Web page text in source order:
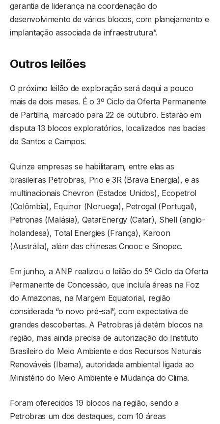
garantia de liderança na coordenação do
desenvolvimento de vários blocos, com planejamento e
implantação associada de infraestrutura”.
Outros leilões
O próximo leilão de exploração será daqui a pouco
mais de dois meses. É o 3º Ciclo da Oferta Permanente
de Partilha, marcado para 22 de outubro. Estarão em
disputa 13 blocos exploratórios, localizados nas bacias
de Santos e Campos.
Quinze empresas se habilitaram, entre elas as
brasileiras Petrobras, Prio e 3R (Brava Energia), e as
multinacionais Chevron (Estados Unidos), Ecopetrol
(Colômbia), Equinor (Noruega), Petrogal (Portugal),
Petronas (Malásia), QatarEnergy (Catar), Shell (anglo-
holandesa), Total Energies (França), Karoon
(Austrália), além das chinesas Cnooc e Sinopec.
Em junho, a ANP realizou o leilão do 5º Ciclo da Oferta
Permanente de Concessão, que incluía áreas na Foz
do Amazonas, na Margem Equatorial, região
considerada “o novo pré-sal”, com expectativa de
grandes descobertas. A Petrobras já detém blocos na
região, mas ainda precisa de autorização do Instituto
Brasileiro do Meio Ambiente e dos Recursos Naturais
Renováveis (Ibama), autoridade ambiental ligada ao
Ministério do Meio Ambiente e Mudança do Clima.
Foram oferecidos 19 blocos na região, sendo a
Petrobras um dos destaques, com 10 áreas